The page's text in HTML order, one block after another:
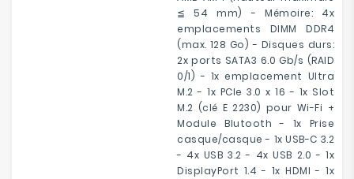
≦ 54 mm) - Mémoire: 4x
emplacements DIMM DDR4
(max. 128 Go) - Disques durs:
2x ports SATA3 6.0 Gb/s (RAID
0/1) - 1x emplacement Ultra
M.2 - 1x PCIe 3.0 x 16 - 1x Slot
M.2 (clé E 2230) pour Wi-Fi +
Module Blutooth - 1x Prise
casque/casque - 1x USB-C 3.2
- 4x USB 3.2 - 4x USB 2.0 - 1x
DisplayPort 1.4 - 1x HDMI - 1x